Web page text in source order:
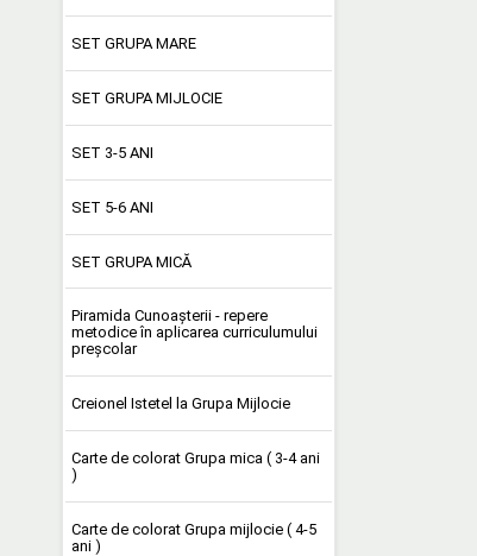
SET GRUPA MARE
SET GRUPA MIJLOCIE
SET 3-5 ANI
SET 5-6 ANI
SET GRUPA MICĂ
Piramida Cunoașterii - repere
metodice în aplicarea curriculumului
preşcolar
Creionel Istetel la Grupa Mijlocie
Carte de colorat Grupa mica ( 3-4 ani
)
Carte de colorat Grupa mijlocie ( 4-5
ani )